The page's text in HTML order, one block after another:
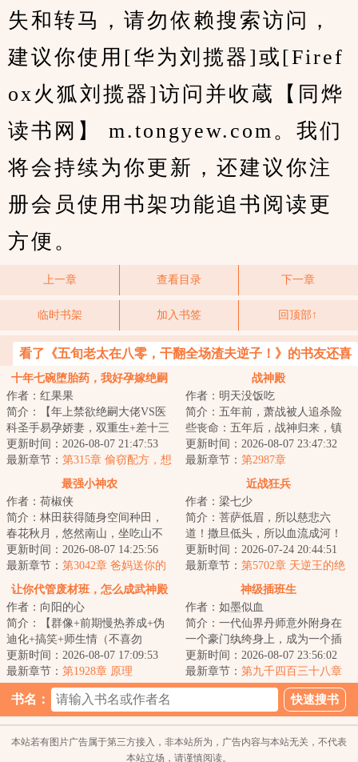
失和转马，请勿依赖搜索访问，
建议你使用[华为刘揽器]或[Firef
ox火狐刘揽器]访问并收蔵【同烨
读书网】 m.tongyew.com。我们
将会持续为你更新，还建议你注
册会员使用书架功能追书阅读更
方便。
上一章 查看目录 下一章
临时书架 加入书签 回顶部↑
看了《五旬老太在八零，干翻全场渣夫逆子！》的书友还喜
十年七碗堕胎药，我好孕嫁绝嗣
他悔疯了
作者：红果果
简介：【年上禁欲绝嗣大佬VS医
科圣手易孕娇妻，双重生+差十三
岁+打脸虐渣+渣夫火葬场】
&lt;br/&gt; 苏婉...
更新时间：2026-08-07 21:47:53
最新章节： 第315章 偷窃配方，想
倒打一耙讹诈
战神殿
作者：明天没饭吃
简介：五年前，萧战被人追杀险
些丧命：五年后，战神归来，镇
压世间一切宵小。...
更新时间：2026-08-07 23:47:32
最新章节： 第2987章
最强小神农
作者：荷椒侠
简介：林田获得随身空间种田，
春花秋月，悠然南山，坐吃山不
空。他只想过好自己的小日子，
实力却不允许他...
更新时间：2026-08-07 14:25:56
最新章节： 第3042章 爸妈送你的
大礼
近战狂兵
作者：梁七少
简介：菩萨低眉，所以慈悲六
道！撒旦低头，所以血流成河！
以撒旦之名，专职杀戮，他要当
最强的那个男人！...
更新时间：2026-07-24 20:44:51
最新章节： 第5702章 天逆王的绝
让你代管废材班，怎么成武神殿
了
作者：向阳的心
简介：【群像+前期慢热养成+伪
迪化+搞笑+师生情（不喜勿
入）】半个月撵走三个班主任。
面对有着人均混世魔...
更新时间：2026-08-07 17:09:53
最新章节： 第1928章 原理
神级插班生
作者：如墨似血
简介：一代仙界丹师意外附身在
一个豪门纨绔身上，成为一个插
班生，以一身神奇仙术，混迹于
美女丛中，在都...
更新时间：2026-08-07 23:56:02
最新章节： 第九千四百三十八章
效果显著！
书名：
本站若有图片广告属于第三方接入，非本站所为，广告内容与本站无关，不代表
本站立场，请谨慎阅读。